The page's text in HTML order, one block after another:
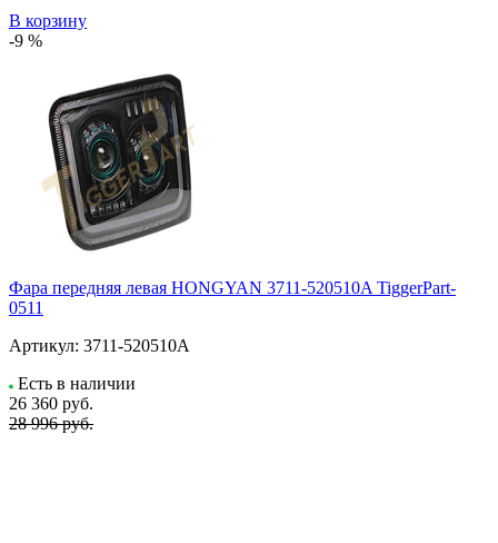
В корзину
-9 %
Фара передняя левая HONGYAN 3711-520510A TiggerPart-
0511
Артикул: 3711-520510A
Есть в наличии
26 360 руб.
28 996 руб.